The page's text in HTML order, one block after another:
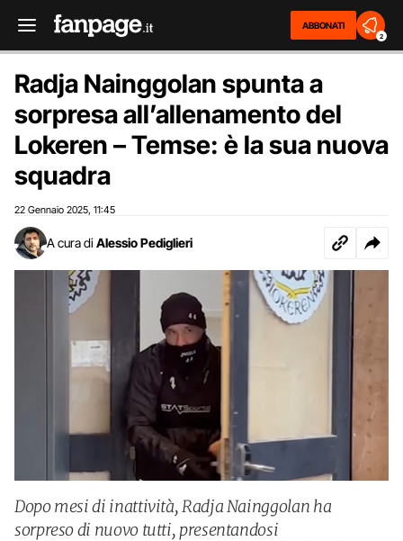
ABBONATI
2
Radja Nainggolan spunta a
sorpresa all’allenamento del
Lokeren – Temse: è la sua nuova
squadra
22 Gennaio 2025 11:45
A cura di Alessio Pediglieri
Dopo mesi di inattività, Radja Nainggolan ha
sorpreso di nuovo tutti, presentandosi